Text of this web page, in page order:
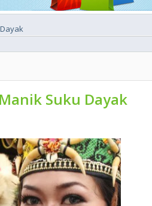
Suku Dayak